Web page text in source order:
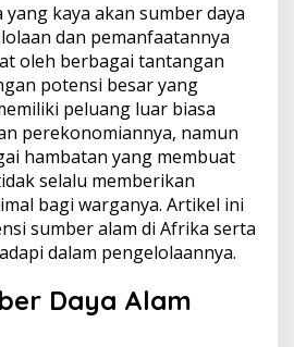
kaya akan sumber daya
dan pemanfaatannya
oleh berbagai tantangan
potensi besar yang
peluang luar biasa
perekonomiannya, namun
hambatan yang membuat
selalu memberikan
bagi warganya. Artikel ini
sumber alam di Afrika serta
dalam pengelolaannya.
Daya Alam